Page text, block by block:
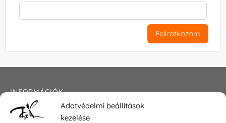
Adatvédelmi beállítások
kezelése
Feliratkozom
INFORMÁCIÓK
Általános szerződési feltételek